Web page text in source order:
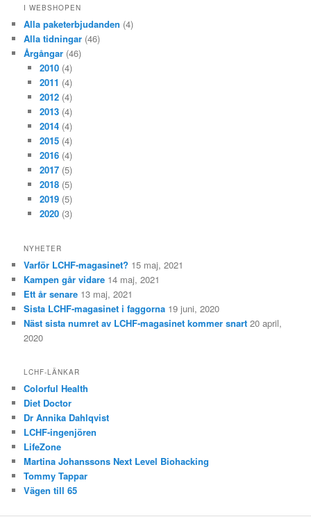
I WEBSHOPEN
Alla paketerbjudanden (4)
Alla tidningar (46)
Årgångar (46)
2010 (4)
2011 (4)
2012 (4)
2013 (4)
2014 (4)
2015 (4)
2016 (4)
2017 (5)
2018 (5)
2019 (5)
2020 (3)
NYHETER
Varför LCHF-magasinet? 15 maj, 2021
Kampen går vidare 14 maj, 2021
Ett år senare 13 maj, 2021
Sista LCHF-magasinet i faggorna 19 juni, 2020
Näst sista numret av LCHF-magasinet kommer snart 20 april,
2020
LCHF-LÄNKAR
Colorful Health
Diet Doctor
Dr Annika Dahlqvist
LCHF-ingenjören
LifeZone
Martina Johanssons Next Level Biohacking
Tommy Tappar
Vägen till 65